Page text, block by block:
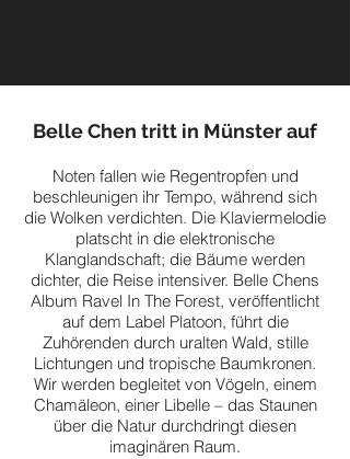
Belle Chen tritt in Münster auf
Noten fallen wie Regentropfen und
beschleunigen ihr Tempo, während sich
die Wolken verdichten. Die Klaviermelodie
platscht in die elektronische
Klanglandschaft; die Bäume werden
dichter, die Reise intensiver. Belle Chens
Album Ravel In The Forest, veröffentlicht
auf dem Label Platoon, führt die
Zuhörenden durch uralten Wald, stille
Lichtungen und tropische Baumkronen.
Wir werden begleitet von Vögeln, einem
Chamäleon, einer Libelle – das Staunen
über die Natur durchdringt diesen
imaginären Raum.